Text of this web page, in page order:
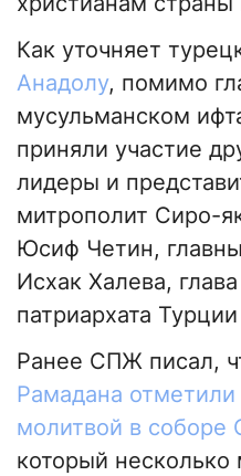
Как уточняет
Анадолу, помимо
мусульманском
приняли участие
лидеры и
митрополит Сиро-
Юсиф Четин,
Исхак Халева,
патриархата
Ранее СПЖ писал,
Рамадана
молитвой в соборе
который несколько